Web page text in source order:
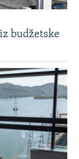
budžetske